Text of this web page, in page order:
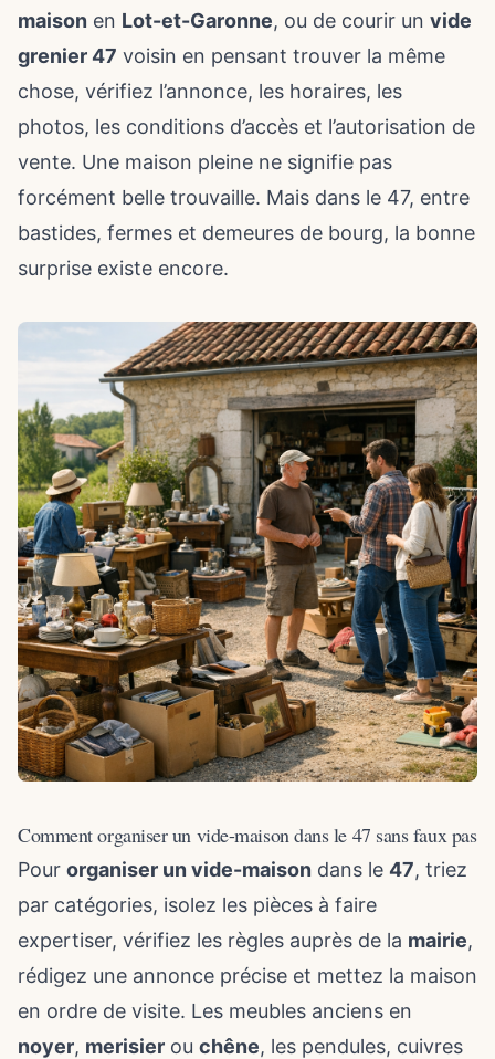
maison en Lot-et-Garonne, ou de courir un vide
grenier 47 voisin en pensant trouver la même
chose, vérifiez l’annonce, les horaires, les
photos, les conditions d’accès et l’autorisation de
vente. Une maison pleine ne signifie pas
forcément belle trouvaille. Mais dans le 47, entre
bastides, fermes et demeures de bourg, la bonne
surprise existe encore.
Comment organiser un vide-maison dans le 47 sans faux pas
Pour organiser un vide-maison dans le 47, triez
par catégories, isolez les pièces à faire
expertiser, vérifiez les règles auprès de la mairie,
rédigez une annonce précise et mettez la maison
en ordre de visite. Les meubles anciens en
noyer, merisier ou chêne, les pendules, cuivres